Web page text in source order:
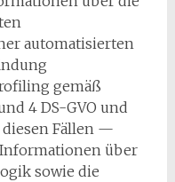
automatisierten
gemäß
4 DS-GVO und
Fällen —
über
sowie die